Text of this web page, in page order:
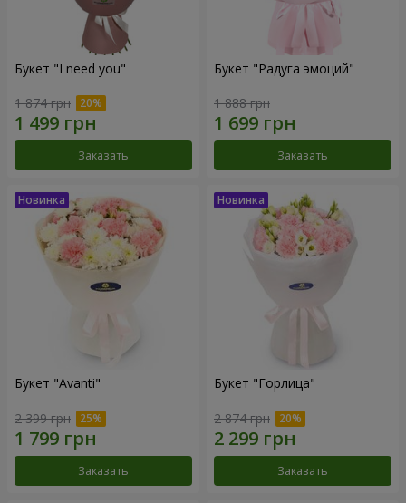
Букет "I need you"
1 874 грн
Заказать
Букет "Радуга эмоций"
1 888 грн
Заказать
Букет "Avanti"
2 399 грн
Заказать
Букет "Горлица"
2 874 грн
Заказать